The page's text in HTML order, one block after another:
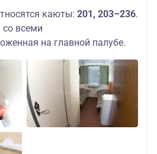
каюты: 201, 203–236.
всеми
на главной палубе.